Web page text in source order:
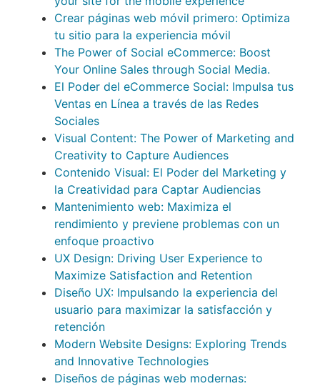
Crear páginas web móvil primero: Optimiza
tu sitio para la experiencia móvil
The Power of Social eCommerce: Boost
Your Online Sales through Social Media.
El Poder del eCommerce Social: Impulsa tus
Ventas en Línea a través de las Redes
Sociales
Visual Content: The Power of Marketing and
Creativity to Capture Audiences
Contenido Visual: El Poder del Marketing y
la Creatividad para Captar Audiencias
Mantenimiento web: Maximiza el
rendimiento y previene problemas con un
enfoque proactivo
UX Design: Driving User Experience to
Maximize Satisfaction and Retention
Diseño UX: Impulsando la experiencia del
usuario para maximizar la satisfacción y
retención
Modern Website Designs: Exploring Trends
and Innovative Technologies
Diseños de páginas web modernas: